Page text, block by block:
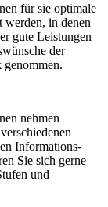
für sie optimale
in denen
gute Leistungen
der
nehmen
Informations-
Sie sich gerne
und